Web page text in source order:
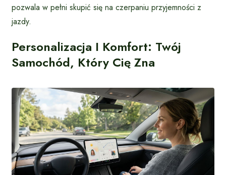
pozwala w pełni skupić się na czerpaniu przyjemności z
jazdy.
Personalizacja I Komfort: Twój
Samochód, Który Cię Zna